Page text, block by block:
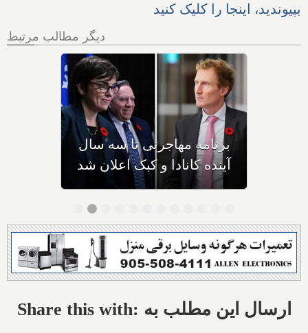
بپیوندید، اینجا را کلیک کنید
دیگر مطالب مرتبط
بیش از نیمی از مهاجران جدید
به کانادا، خیلی زود به کشور
دیگری مهاجرت می‌کنند
Share this with: ارسال این مطلب به